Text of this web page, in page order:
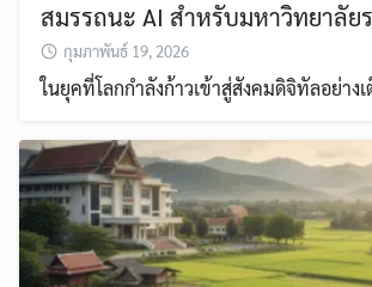
สมรรถนะ AI สำหรับมหาวิทยาลัย
กุมภาพันธ์ 19, 2026
ในยุคที่โลกกำลังก้าวเข้าสู่สังคมดิจิทัลอย่า